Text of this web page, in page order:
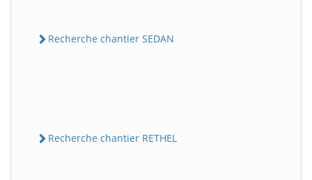
Recherche chantier SEDAN
Recherche chantier RETHEL